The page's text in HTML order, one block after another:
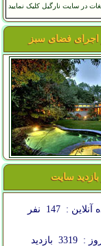
در سایت نارگیل کلیک نمایید
فضای سبز
بازدید سایت
آنلاین : 147 نفر
:
3319 بازدید